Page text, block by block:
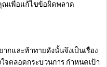
ณเพื่อแก้ไขข้อผิดพลาด
กและท้าทายดังนั้นจึงเป็นเรื่อง
จตลอดกระบวนการ กำหนดเป้า